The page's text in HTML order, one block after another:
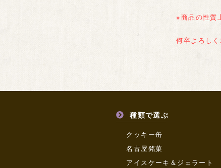
※商品の性質
何卒よろしく
種類で選ぶ
クッキー缶
名古屋銘菓
アイスケーキ＆ジェラート